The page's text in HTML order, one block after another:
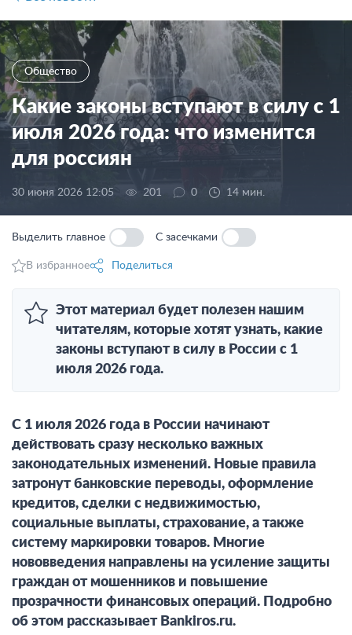
Общество
Какие законы вступают в силу с 1
июля 2026 года: что изменится
для россиян
30 июня 2026 12:05 201 0 14 мин.
Выделить главное С засечками
В избранное Поделиться
Этот материал будет полезен нашим
читателям, которые хотят узнать, какие
законы вступают в силу в России с 1
июля 2026 года.
С 1 июля 2026 года в России начинают
действовать сразу несколько важных
законодательных изменений. Новые правила
затронут банковские переводы, оформление
кредитов, сделки с недвижимостью,
социальные выплаты, страхование, а также
систему маркировки товаров. Многие
нововведения направлены на усиление защиты
граждан от мошенников и повышение
прозрачности финансовых операций. Подробно
об этом рассказывает Bankiros.ru.